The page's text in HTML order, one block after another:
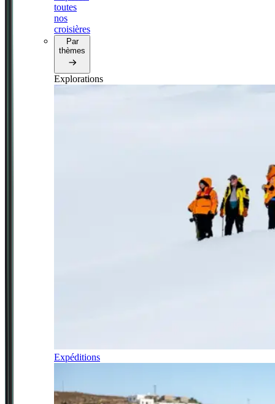
toutes
nos
croisières
Par
thèmes
Explorations
Expéditions